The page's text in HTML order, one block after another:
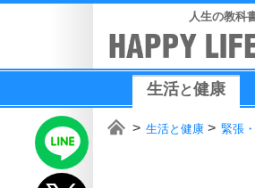
人生の教科
生活と健康
生活と健康 緊張